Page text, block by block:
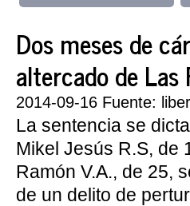
Dos meses de
altercado de Las
2014-09-16 Fuente:
La sentencia se
Mikel Jesús R.S, de
Ramón V.A., de 25,
de un delito de